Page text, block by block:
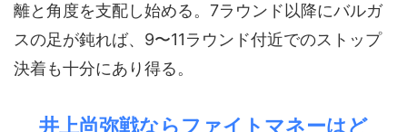
離と角度を支配し始める。7ラウンド以降にバルガ
スの足が鈍れば、9〜11ラウンド付近でのストップ
決着も十分にあり得る。
井上尚弥戦ならファイトマネーはど